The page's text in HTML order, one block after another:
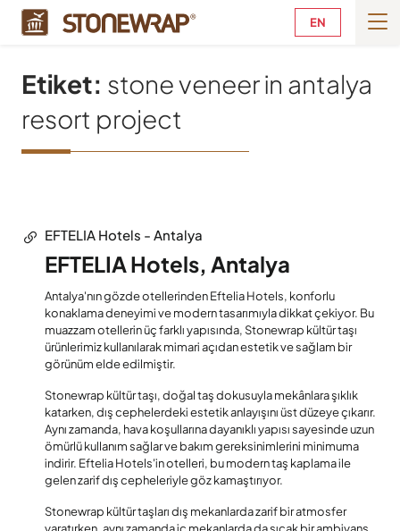
EN
Etiket: stone veneer in antalya
resort project
EFTELIA Hotels - Antalya
EFTELIA Hotels, Antalya
Antalya'nın gözde otellerinden Eftelia Hotels, konforlu
konaklama deneyimi ve modern tasarımıyla dikkat çekiyor. Bu
muazzam otellerin üç farklı yapısında, Stonewrap kültür taşı
ürünlerimiz kullanılarak mimari açıdan estetik ve sağlam bir
görünüm elde edilmiştir.
Stonewrap kültür taşı, doğal taş dokusuyla mekânlara şıklık
katarken, dış cephelerdeki estetik anlayışını üst düzeye çıkarır.
Aynı zamanda, hava koşullarına dayanıklı yapısı sayesinde uzun
ömürlü kullanım sağlar ve bakım gereksinimlerini minimuma
indirir. Eftelia Hotels'in otelleri, bu modern taş kaplama ile
gelen zarif dış cepheleriyle göz kamaştırıyor.
Stonewrap kültür taşları dış mekanlarda zarif bir atmosfer
yaratırken, aynı zamanda iç mekanlarda da sıcak bir ambiyans